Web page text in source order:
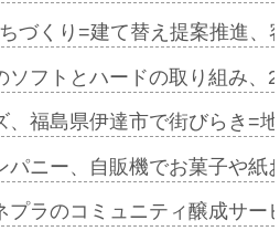
づくり=建て替え提案推進
ソフトとハードの取り組み
、福島県伊達市で街びらき=
パニー、自販機でお菓子や
プラのコミュニティ醸成サ